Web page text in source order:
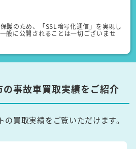
護のため、「SSL暗号化通信」を実現し
般に公開されることは一切ございませ
事故車買取実績をご紹介
買取実績をご覧いただけます。